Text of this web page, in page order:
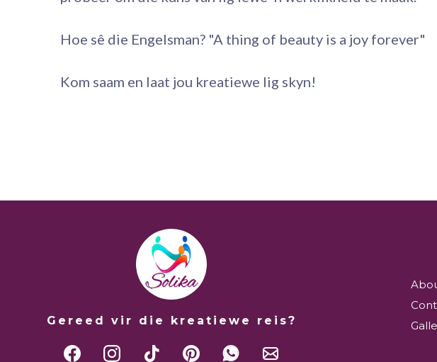
Hoe sê die Engelsman? "A thing of beauty is a joy forever"
Kom saam en laat jou kreatiewe lig skyn!
Gereed vir die kreatiewe reis?